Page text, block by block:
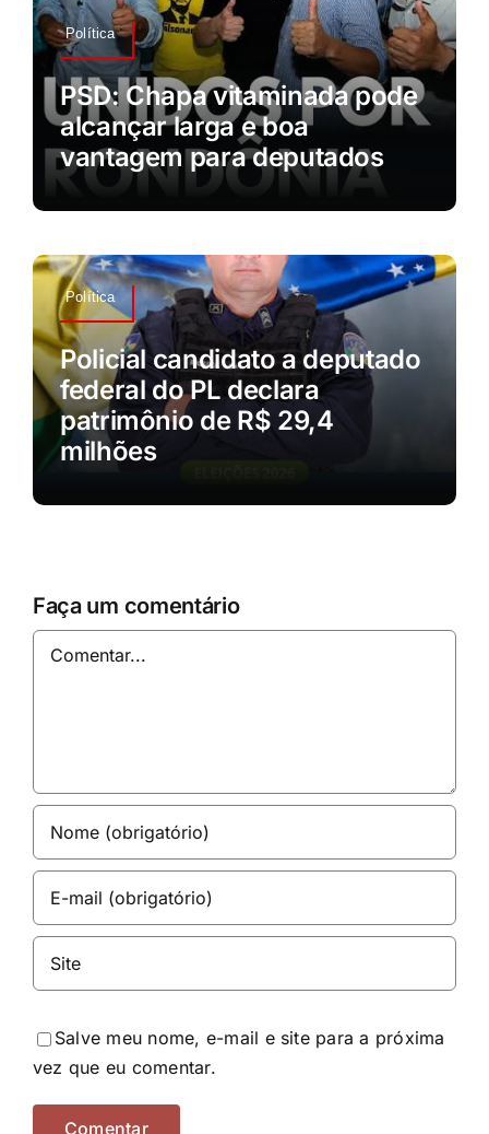
Política
PSD: Chapa vitaminada pode
alcançar larga e boa
vantagem para deputados
Política
Policial candidato a deputado
federal do PL declara
patrimônio de R$ 29,4
milhões
Faça um comentário
Comentar
Salve meu nome, e-mail e site para a próxima
vez que eu comentar.